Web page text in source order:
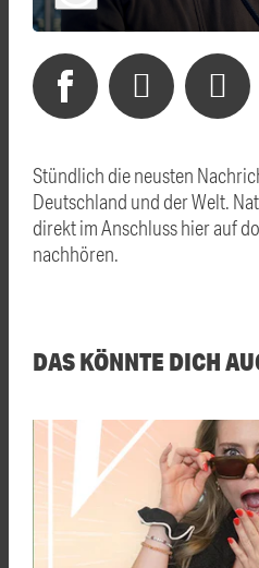
Stündlich die neusten
Deutschland und der Welt.
direkt im Anschluss hier auf
nachhören.
DAS KÖNNTE DICH